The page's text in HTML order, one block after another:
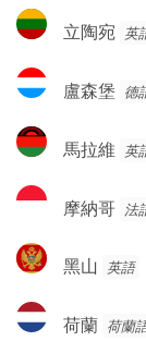
亞
立
陶
立陶宛 英
盧
森
盧森堡 德
馬
拉
馬拉維 英
摩
納
摩納哥 法
黑
山
黑山 英語
荷
荷蘭 荷蘭